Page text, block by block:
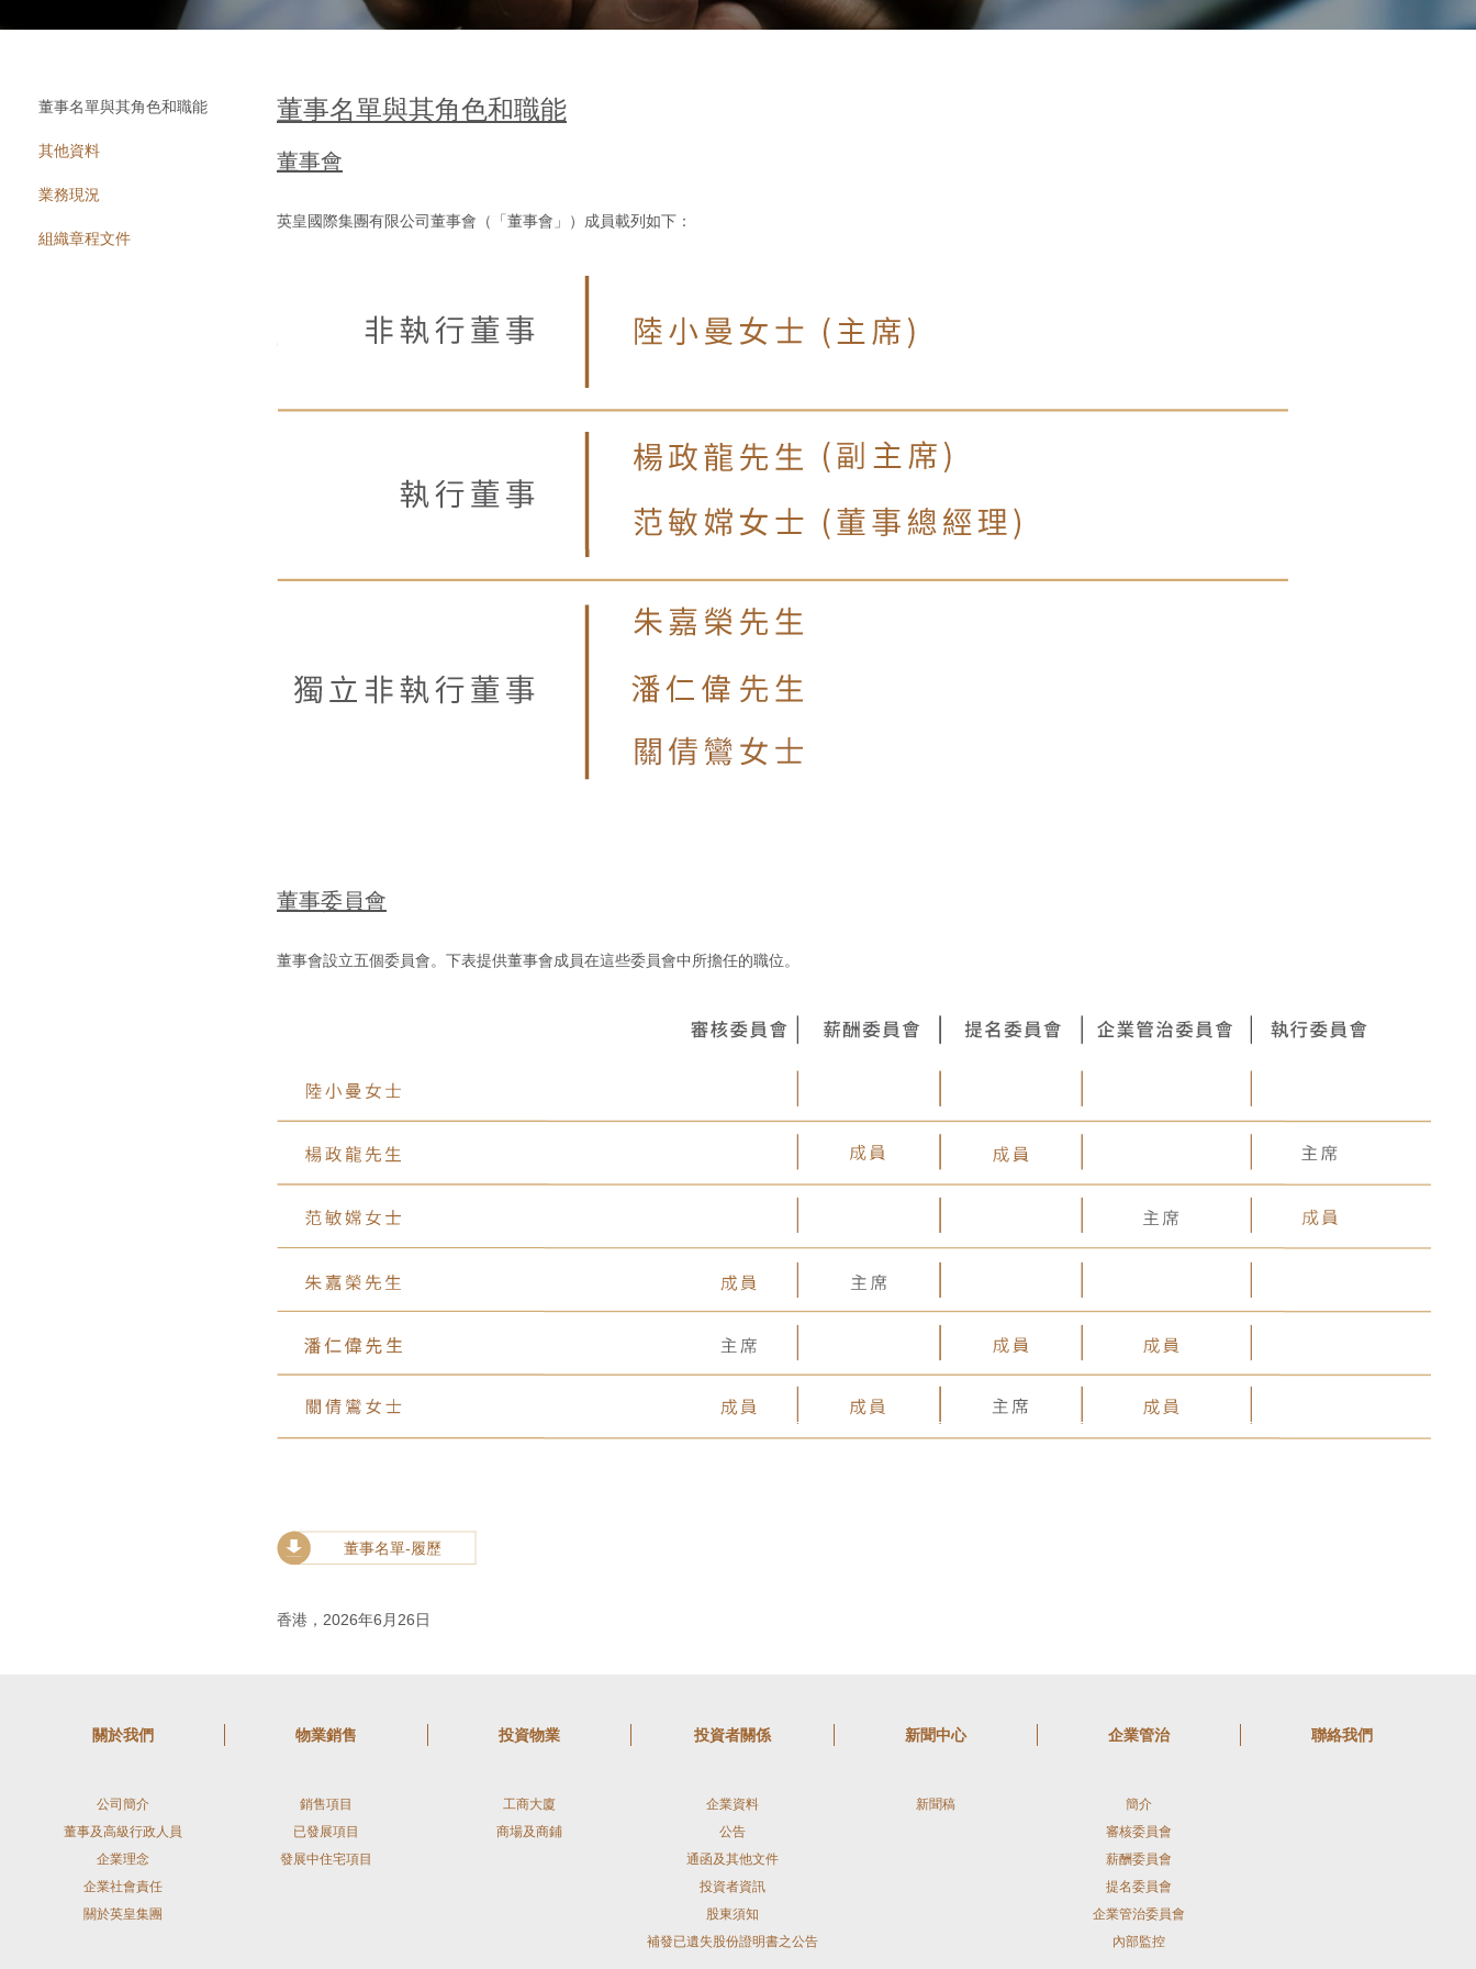
董事名單與其角色和職能
其他資料
業務現況
組織章程文件
董事名單與其角色和職能
董事會
英皇國際集團有限公司董事會（「董事會」）成員載列如下：
董事委員會
董事會設立五個委員會。下表提供董事會成員在這些委員會中所擔任的職位。
董事名單-履歷
香港，2026年6月26日
關於我們
公司簡介
董事及高級行政人員
企業理念
企業社會責任
關於英皇集團
物業銷售
銷售項目
已發展項目
發展中住宅項目
投資物業
工商大廈
商場及商鋪
投資者關係
企業資料
公告
通函及其他文件
投資者資訊
股東須知
補發已遺失股份證明書之公告
新聞中心
新聞稿
企業管治
簡介
審核委員會
薪酬委員會
提名委員會
企業管治委員會
內部監控
聯絡我們